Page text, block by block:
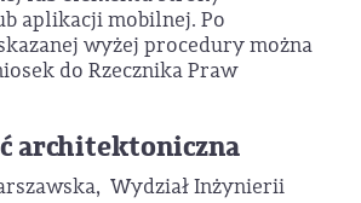
aplikacji mobilnej. Po
wyżej procedury można
do Rzecznika Praw
architektoniczna
Wydział Inżynierii